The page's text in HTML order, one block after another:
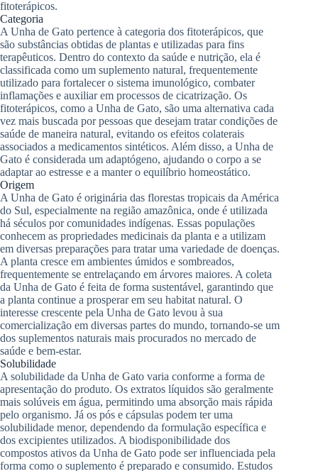
fitoterápicos.
Categoria
A Unha de Gato pertence à categoria dos fitoterápicos, que
são substâncias obtidas de plantas e utilizadas para fins
terapêuticos. Dentro do contexto da saúde e nutrição, ela é
classificada como um suplemento natural, frequentemente
utilizado para fortalecer o sistema imunológico, combater
inflamações e auxiliar em processos de cicatrização. Os
fitoterápicos, como a Unha de Gato, são uma alternativa cada
vez mais buscada por pessoas que desejam tratar condições de
saúde de maneira natural, evitando os efeitos colaterais
associados a medicamentos sintéticos. Além disso, a Unha de
Gato é considerada um adaptógeno, ajudando o corpo a se
adaptar ao estresse e a manter o equilíbrio homeostático.
Origem
A Unha de Gato é originária das florestas tropicais da América
do Sul, especialmente na região amazônica, onde é utilizada
há séculos por comunidades indígenas. Essas populações
conhecem as propriedades medicinais da planta e a utilizam
em diversas preparações para tratar uma variedade de doenças.
A planta cresce em ambientes úmidos e sombreados,
frequentemente se entrelaçando em árvores maiores. A coleta
da Unha de Gato é feita de forma sustentável, garantindo que
a planta continue a prosperar em seu habitat natural. O
interesse crescente pela Unha de Gato levou à sua
comercialização em diversas partes do mundo, tornando-se um
dos suplementos naturais mais procurados no mercado de
saúde e bem-estar.
Solubilidade
A solubilidade da Unha de Gato varia conforme a forma de
apresentação do produto. Os extratos líquidos são geralmente
mais solúveis em água, permitindo uma absorção mais rápida
pelo organismo. Já os pós e cápsulas podem ter uma
solubilidade menor, dependendo da formulação específica e
dos excipientes utilizados. A biodisponibilidade dos
compostos ativos da Unha de Gato pode ser influenciada pela
forma como o suplemento é preparado e consumido. Estudos